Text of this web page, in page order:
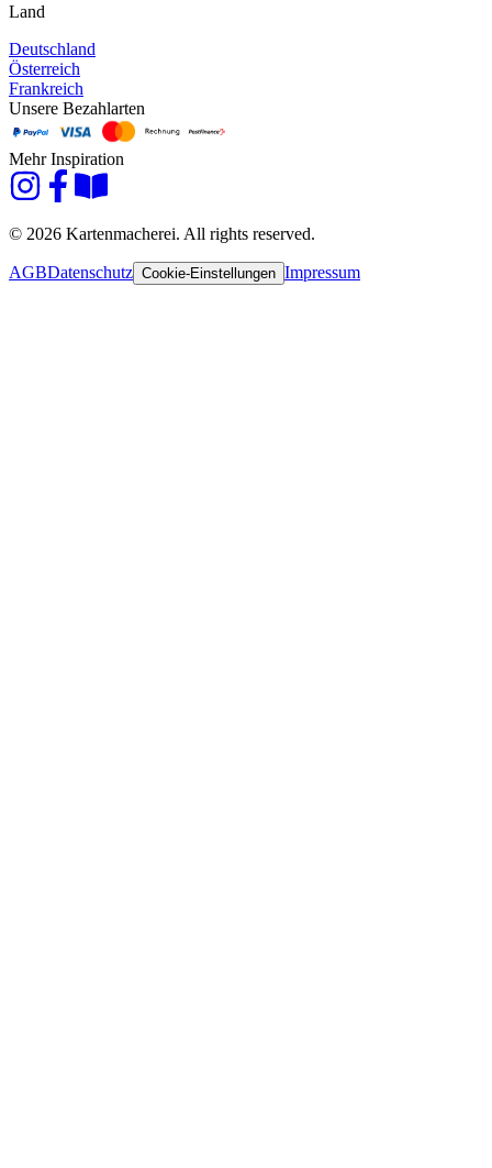
Land
Deutschland
Österreich
Frankreich
Unsere Bezahlarten
Mehr Inspiration
© 2026 Kartenmacherei. All rights reserved.
AGBDatenschutz Cookie-Einstellungen Impressum